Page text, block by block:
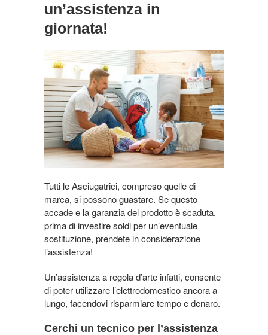
un’assistenza in
giornata!
Tutti le Asciugatrici, compreso quelle di
marca, si possono guastare. Se questo
accade e la garanzia del prodotto è scaduta,
prima di investire soldi per un’eventuale
sostituzione, prendete in considerazione
l’assistenza!
Un’assistenza a regola d’arte infatti, consente
di poter utilizzare l’elettrodomestico ancora a
lungo, facendovi risparmiare tempo e denaro.
Cerchi un tecnico per l’assistenza